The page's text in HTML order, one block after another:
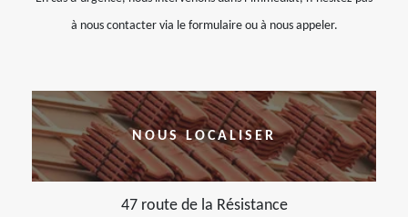
à nous contacter via le formulaire ou à nous appeler.
NOUS LOCALISER
47 route de la Résistance